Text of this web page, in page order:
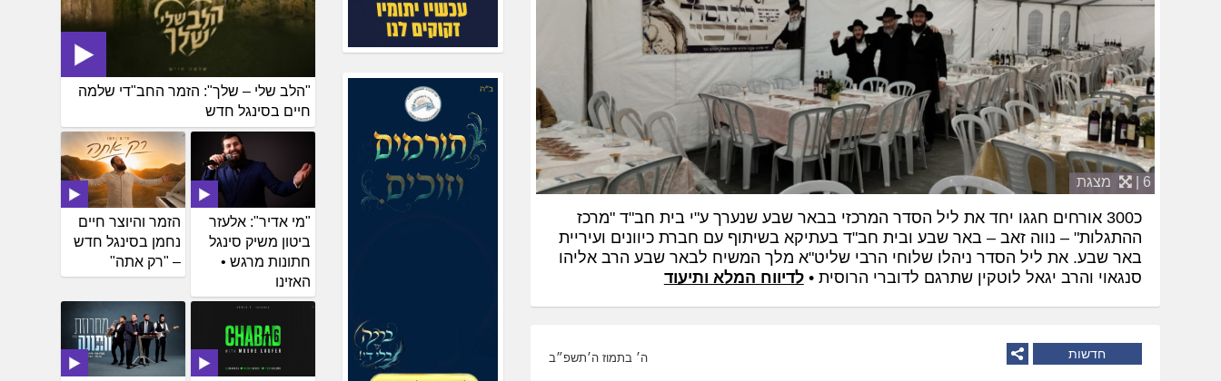
6 | מצגת
כ300 אורחים חגגו יחד את ליל הסדר המרכזי בבאר שבע שנערך ע"י בית חב"ד "מרכז
ההתגלות" – נווה זאב – באר שבע ובית חב"ד בעתיקא בשיתוף עם חברת כיוונים ועיריית
באר שבע. את ליל הסדר ניהלו שלוחי הרבי שליט"א מלך המשיח לבאר שבע הרב אליהו
סנגאוי והרב יגאל לוטקין שתרגם לדוברי הרוסית •לדיווח המלא ותיעוד
חדשות ה׳ בתמוז ה׳תשפ״ב
"הלב שלי – שלך": הזמר החב"די שלמה
חיים בסינגל חדש
הזמר והיוצר חיים
נחמן בסינגל חדש
– "רק אתה"
"מי אדיר": אלעזר
ביטון משיק סינגל
חתונות מרגש •
האזינו